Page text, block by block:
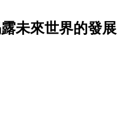
未來世界的發展